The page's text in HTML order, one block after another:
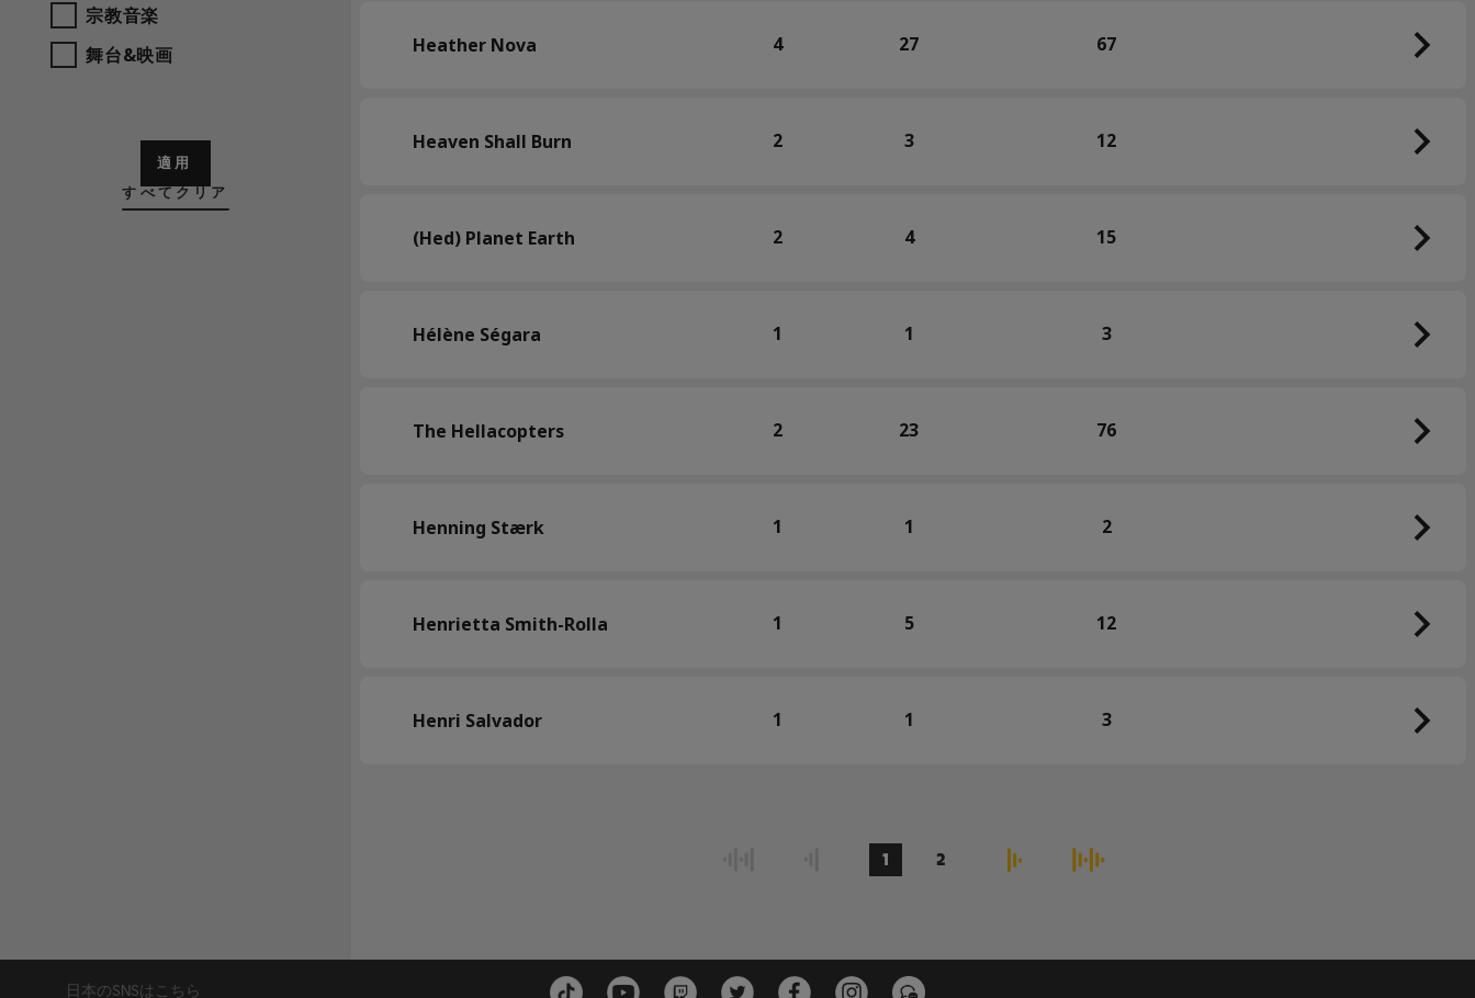
宗教音楽
舞台&映画
適用
すべてクリア
Heather Nova 4 27 67
Heaven Shall Burn 2 3 12
(Hed) Planet Earth 2 4 15
Hélène Ségara 1 1 3
The Hellacopters 2 23 76
Henning Stærk 1 1 2
Henrietta Smith-Rolla 1 5 12
Henri Salvador 1 1 3
1 2
日本のSNSはこちら